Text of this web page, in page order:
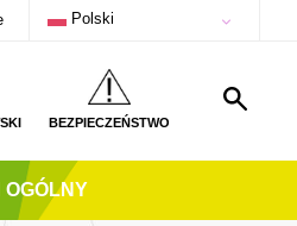
Polski
BEZPIECZEŃSTWO
OGÓLNY